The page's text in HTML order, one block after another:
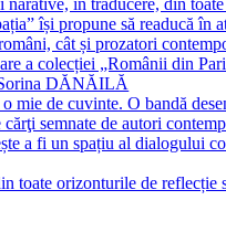
narative, în traducere, din
își propune să readucă în
cât și prozatori
a colecției „Românii din
DĂNĂILĂ
o mie de cuvinte. O bandă
semnate de autori
a fi un spațiu al dialogului
toate orizonturile de